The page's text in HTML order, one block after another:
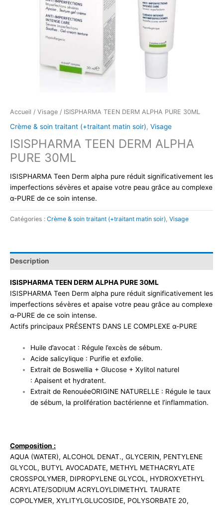
Accueil / Visage / ISISPHARMA TEEN DERM ALPHA PURE 30ML
Crème & soin traitant (+traitant matin soir), Visage
ISISPHARMA TEEN DERM ALPHA
PURE 30ML
ISISPHARMA Teen Derm alpha pure réduit significativement les
imperfections sévères et apaise votre peau grâce au complexe
α-PURE de ce soin intense.
Catégories : Crème & soin traitant (+traitant matin soir), Visage
Description
ISISPHARMA TEEN DERM ALPHA PURE 30ML
ISISPHARMA Teen Derm alpha pure réduit significativement les
imperfections sévères et apaise votre peau grâce au complexe
α-PURE de ce soin intense.
Actifs principaux PRÉSENTS DANS LE COMPLEXE α-PURE
Huile d’avocat : Régule l’excès de sébum.
Acide salicylique : Purifie et exfolie.
Extrait de Boswellia + Glucose + Xylitol naturel
: Apaisent et hydratent.
Extrait de RenouéeORIGINE NATURELLE : Régule le taux
de sébum, la prolifération bactérienne et l’inflammation.
Composition :
AQUA (WATER), ALCOHOL DENAT., GLYCERIN, PENTYLENE
GLYCOL, BUTYL AVOCADATE, METHYL METHACRYLATE
CROSSPOLYMER, DIPROPYLENE GLYCOL, HYDROXYETHYL
ACRYLATE/SODIUM ACRYLOYLDIMETHYL TAURATE
COPOLYMER, XYLITYLGLUCOSIDE, POLYSORBATE 20,